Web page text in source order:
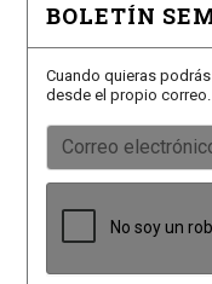
BOLETÍN
Cuando quieras
desde el propio correo.